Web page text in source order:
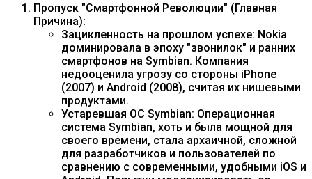
Пропуск "Смартфонной Революции" (Главная
Причина):
Зацикленность на прошлом успехе: Nokia
доминировала в эпоху "звонилок" и ранних
смартфонов на Symbian. Компания
недооценила угрозу со стороны iPhone
(2007) и Android (2008), считая их нишевыми
продуктами.
Устаревшая ОС Symbian: Операционная
система Symbian, хоть и была мощной для
своего времени, стала архаичной, сложной
для разработчиков и пользователей по
сравнению с современными, удобными iOS и